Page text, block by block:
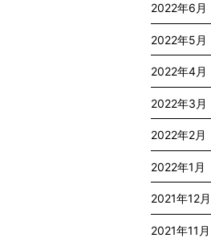
2022年6月
2022年5月
2022年4月
2022年3月
2022年2月
2022年1月
2021年12月
2021年11月